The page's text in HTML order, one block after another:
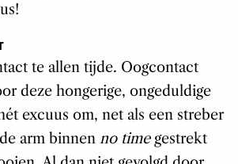
te allen tijde. Oogcontact
deze hongerige, ongeduldige
excuus om, net als een streber
arm binnen no timegestrekt